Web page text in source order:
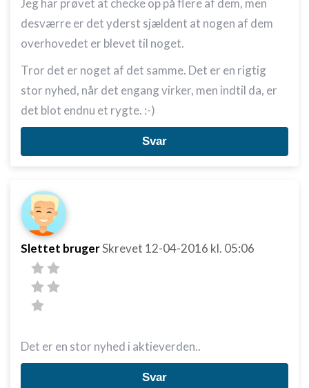
Jeg har prøvet at checke op på flere af dem, men
desværre er det yderst sjældent at nogen af dem
overhovedet er blevet til noget.
Tror det er noget af det samme. Det er en rigtig
stor nyhed, når det engang virker, men indtil da, er
det blot endnu et rygte. :-)
Svar
Slettet brugerSkrevet 12-04-2016 kl. 05:06
Det er en stor nyhed i aktieverden..
Svar